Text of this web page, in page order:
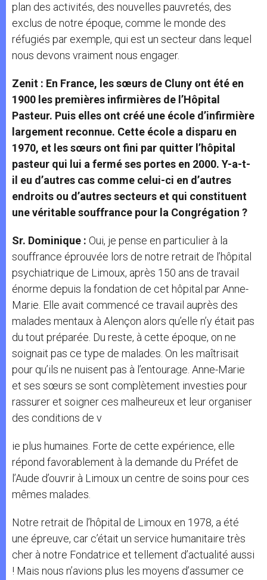
plan des activités, des nouvelles pauvretés, des
exclus de notre époque, comme le monde des
réfugiés par exemple, qui est un secteur dans lequel
nous devons vraiment nous engager.
Zenit : En France, les sœurs de Cluny ont été en
1900 les premières infirmières de l’Hôpital
Pasteur. Puis elles ont créé une école d’infirmière
largement reconnue. Cette école a disparu en
1970, et les sœurs ont fini par quitter l’hôpital
pasteur qui lui a fermé ses portes en 2000. Y-a-t-
il eu d’autres cas comme celui-ci en d’autres
endroits ou d’autres secteurs et qui constituent
une véritable souffrance pour la Congrégation ?
Sr. Dominique : Oui, je pense en particulier à la
souffrance éprouvée lors de notre retrait de l’hôpital
psychiatrique de Limoux, après 150 ans de travail
énorme depuis la fondation de cet hôpital par Anne-
Marie. Elle avait commencé ce travail auprès des
malades mentaux à Alençon alors qu’elle n’y était pas
du tout préparée. Du reste, à cette époque, on ne
soignait pas ce type de malades. On les maîtrisait
pour qu’ils ne nuisent pas à l’entourage. Anne-Marie
et ses sœurs se sont complètement investies pour
rassurer et soigner ces malheureux et leur organiser
des conditions de v
ie plus humaines. Forte de cette expérience, elle
répond favorablement à la demande du Préfet de
l’Aude d’ouvrir à Limoux un centre de soins pour ces
mêmes malades.
Notre retrait de l’hôpital de Limoux en 1978, a été
une épreuve, car c’était un service humanitaire très
cher à notre Fondatrice et tellement d’actualité aussi
! Mais nous n’avions plus les moyens d’assumer ce